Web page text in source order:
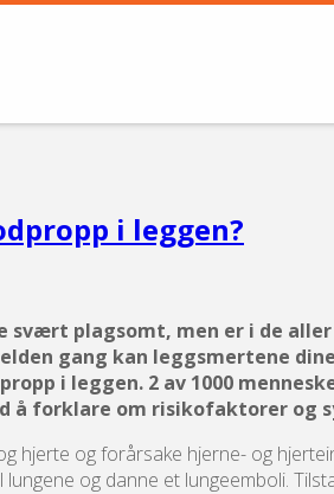
i leggen?
svært plagsomt, men er i de
gang kan leggsmertene
i leggen. 2 av 1000
å forklare om risikofaktorer og
hjerte og forårsake hjerne- og
og danne et lungeemboli.